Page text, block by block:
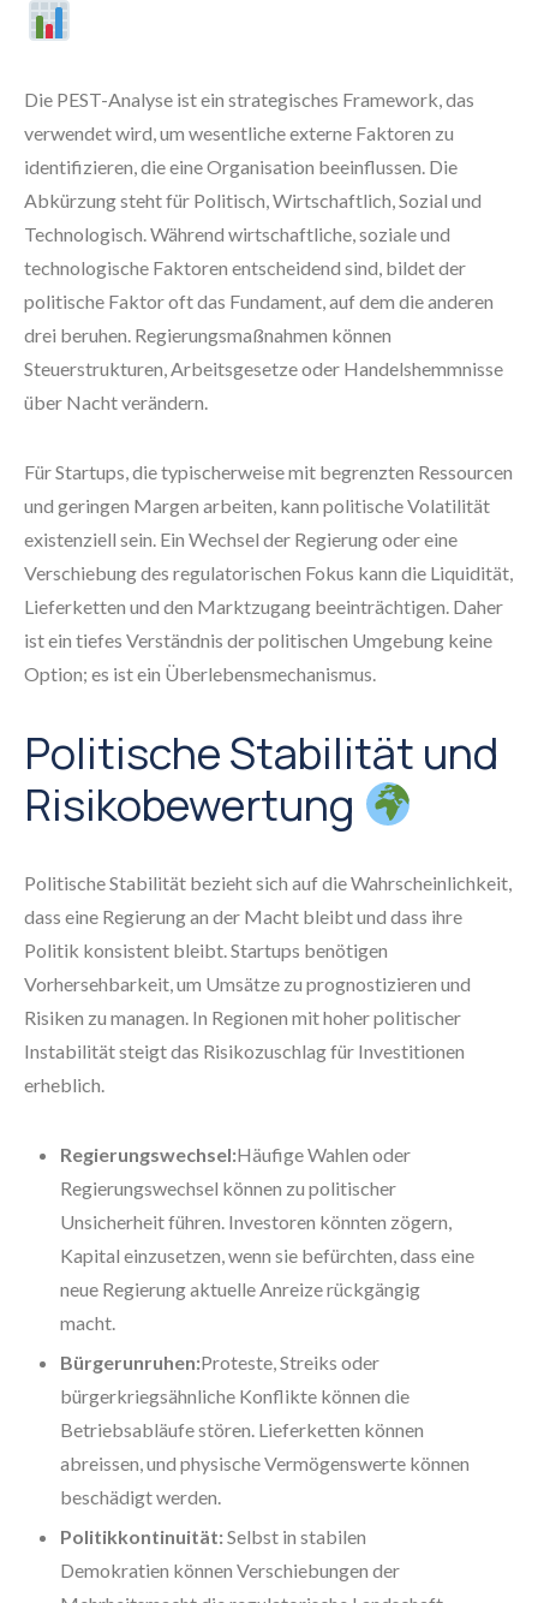
Die PEST-Analyse ist ein strategisches Framework, das
verwendet wird, um wesentliche externe Faktoren zu
identifizieren, die eine Organisation beeinflussen. Die
Abkürzung steht für Politisch, Wirtschaftlich, Sozial und
Technologisch. Während wirtschaftliche, soziale und
technologische Faktoren entscheidend sind, bildet der
politische Faktor oft das Fundament, auf dem die anderen
drei beruhen. Regierungsmaßnahmen können
Steuerstrukturen, Arbeitsgesetze oder Handelshemmnisse
über Nacht verändern.
Für Startups, die typischerweise mit begrenzten Ressourcen
und geringen Margen arbeiten, kann politische Volatilität
existenziell sein. Ein Wechsel der Regierung oder eine
Verschiebung des regulatorischen Fokus kann die Liquidität,
Lieferketten und den Marktzugang beeinträchtigen. Daher
ist ein tiefes Verständnis der politischen Umgebung keine
Option; es ist ein Überlebensmechanismus.
Politische Stabilität und
Risikobewertung
Politische Stabilität bezieht sich auf die Wahrscheinlichkeit,
dass eine Regierung an der Macht bleibt und dass ihre
Politik konsistent bleibt. Startups benötigen
Vorhersehbarkeit, um Umsätze zu prognostizieren und
Risiken zu managen. In Regionen mit hoher politischer
Instabilität steigt das Risikozuschlag für Investitionen
erheblich.
Regierungswechsel:Häufige Wahlen oder
Regierungswechsel können zu politischer
Unsicherheit führen. Investoren könnten zögern,
Kapital einzusetzen, wenn sie befürchten, dass eine
neue Regierung aktuelle Anreize rückgängig
macht.
Bürgerunruhen:Proteste, Streiks oder
bürgerkriegsähnliche Konflikte können die
Betriebsabläufe stören. Lieferketten können
abreissen, und physische Vermögenswerte können
beschädigt werden.
Politikkontinuität:Selbst in stabilen
Demokratien können Verschiebungen der